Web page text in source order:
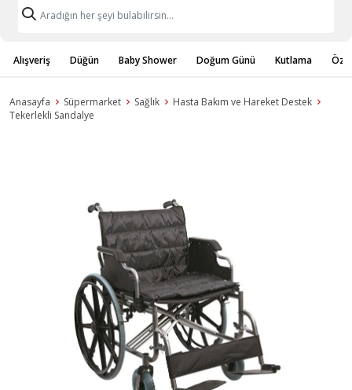
Alışveriş Düğün Baby Shower Doğum Günü Kutlama
Anasayfa Süpermarket Sağlık
Hasta Bakım ve Hareket Destek
Tekerlekli Sandalye